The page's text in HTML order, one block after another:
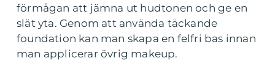
förmågan att jämna ut hudtonen och ge en
slät yta. Genom att använda täckande
foundation kan man skapa en felfri bas innan
man applicerar övrig makeup.